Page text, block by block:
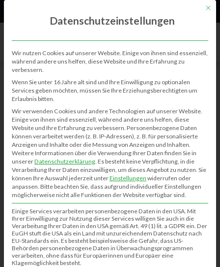
Please log in to create events.
Benutzername oder E-Mail-Adresse
Passwort
Angemeldet bleiben
Passwort vergessen?
Mit
Datenschutzeinstellungen
Wir nutzen Cookies auf unserer Website. Einige von ihnen sind essenziell,
während andere uns helfen, diese Website und Ihre Erfahrung zu
verbessern.
Wenn Sie unter 16 Jahre alt sind und Ihre Einwilligung zu optionalen
Services geben möchten, müssen Sie Ihre Erziehungsberechtigten um
Erlaubnis bitten.
Wir verwenden Cookies und andere Technologien auf unserer Website.
Einige von ihnen sind essenziell, während andere uns helfen, diese
Website und Ihre Erfahrung zu verbessern. Personenbezogene Daten
können verarbeitet werden (z. B. IP-Adressen), z. B. für personalisierte
Anzeigen und Inhalte oder die Messung von Anzeigen und Inhalten.
Weitere Informationen über die Verwendung Ihrer Daten finden Sie in
unsererDatenschutzerklärung. Es besteht keine Verpflichtung, in die
Verarbeitung Ihrer Daten einzuwilligen, um dieses Angebot zu nutzen. Sie
können Ihre Auswahl jederzeit unterEinstellungen widerrufen oder
anpassen. Bitte beachten Sie, dass aufgrund individueller Einstellungen
möglicherweise nicht alle Funktionen der Website verfügbar sind.
Einige Services verarbeiten personenbezogene Daten in den USA. Mit
Ihrer Einwilligung zur Nutzung dieser Services willigen Sie auch in die
Verarbeitung Ihrer Daten in den USA gemäß Art. 49 (1) lit. a GDPR ein. Der
EuGH stuft die USA als ein Land mit unzureichendem Datenschutz nach
EU-Standards ein. Es besteht beispielsweise die Gefahr, dass US-
Behörden personenbezogene Daten in Überwachungsprogrammen
verarbeiten, ohne dass für Europäerinnen und Europäer eine
Klagemöglichkeit besteht.